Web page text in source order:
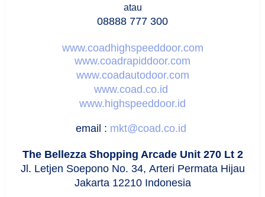
atau
08888 777 300
www.coadhighspeeddoor.com
www.coadrapiddoor.com
www.coadautodoor.com
www.coad.co.id
www.highspeeddoor.id
email : mkt@coad.co.id
The Bellezza Shopping Arcade Unit 270 Lt 2
Jl. Letjen Soepono No. 34, Arteri Permata Hijau
Jakarta 12210 Indonesia